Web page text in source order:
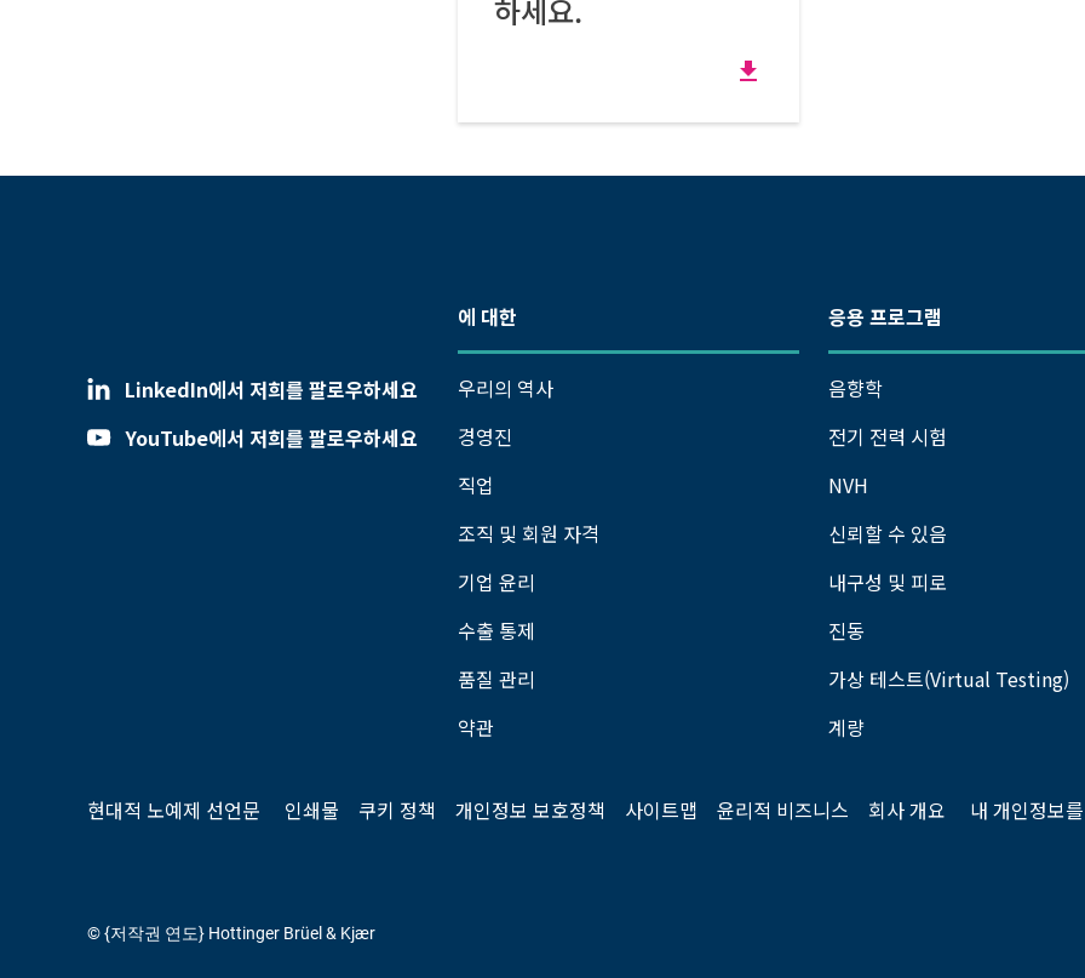
하세요.
file_download
LinkedIn에서 저희를 팔로우하세요
YouTube에서 저희를 팔로우하세요
에 대한
우리의 역사
경영진
직업
조직 및 회원 자격
기업 윤리
수출 통제
품질 관리
약관
응용 프로그램
음향학
전기 전력 시험
NVH
신뢰할 수 있음
내구성 및 피로
진동
가상 테스트(Virtual Testing)
계량
현대적 노예제 선언문 인쇄물 쿠키 정책 개인정보 보호정책 사이트맵 윤리적 비즈니스 회사 개요 내 개인정보
© {저작권 연도} Hottinger Brüel & Kjær